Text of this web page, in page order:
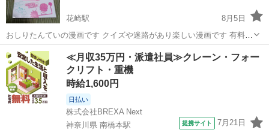
花崎駅
8月5日
おしりたんていの漫画です クイズや迷路があり楽しい漫画です 有料の
物を買って頂いたかたに無料で差し上げます 宜しくお願い致します
埼玉 加須市 花崎駅 マンガ、コミック、アニメ
≪月収35万円・派遣社員≫クレーン・フォー
クリフト・重機
時給1,600円
日払い
株式会社BREXA Next
神奈川県 南橋本駅
提携サイト 7月21日